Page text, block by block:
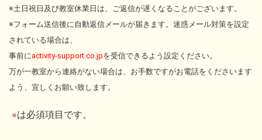
※土日祝日及び教室休業日は、ご返信が遅くなることがございます。
※フォーム送信後に自動返信メールが届きます。迷惑メール対策を設定
されている場合は、
事前にactivity-support.co.jpを受信できるよう設定ください。
万が一教室から連絡がない場合は、お手数ですがお電話をくださいます
よう、宜しくお願い致します。
※は必須項目です。